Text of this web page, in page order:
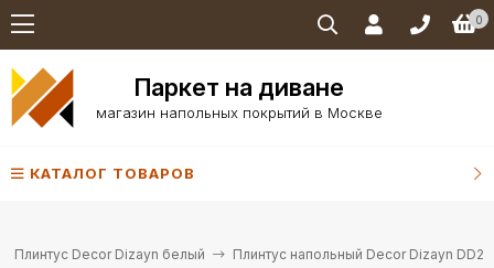
0
Паркет на диване
магазин напольных покрытий в Москве
КАТАЛОГ ТОВАРОВ
Плинтус Decor Dizayn белый Плинтус напольный Decor Dizayn DD27